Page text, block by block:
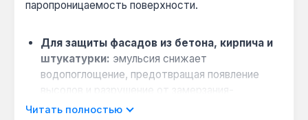
паропроницаемость поверхности.
Для защиты фасадов из бетона, кирпича и
штукатурки: эмульсия снижает
водопоглощение, предотвращая появление
высолов и разрушение от замерзания-
оттаивания.
Читать полностью